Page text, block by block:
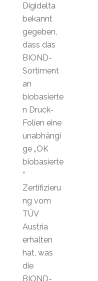
Digidelta
bekannt
gegeben,
dass das
BIOND-
Sortiment
an
biobasierte
n Druck-
Folien eine
unabhängi
ge „OK
biobasierte
“
Zertifizieru
ng vom
TÜV
Austria
erhalten
hat, was
die
BIOND-